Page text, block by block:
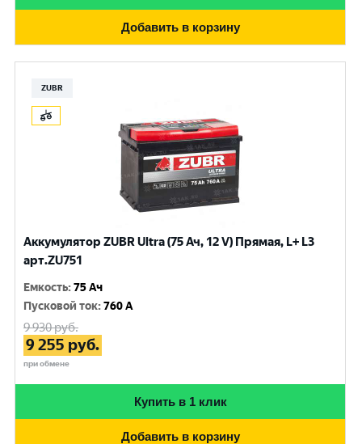
Добавить в корзину
ZUBR
Аккумулятор ZUBR Ultra (75 Ач, 12 V) Прямая, L+ L3
арт.ZU751
Емкость:75 Ач
Пусковой ток:760 A
9 930руб.
9 255 руб.
при обмене
Купить в 1 клик
Добавить в корзину